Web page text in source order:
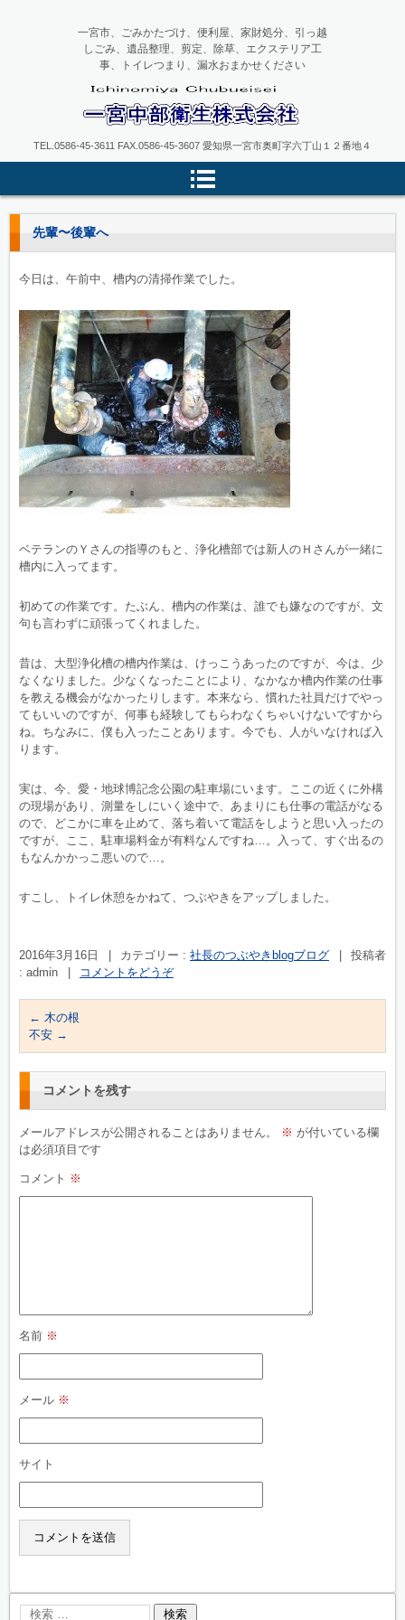
一宮中部衛生
一宮市、ごみかたづけ、便利屋、家財処分、引っ越
しごみ、遺品整理、剪定、除草、エクステリア工
事、トイレつまり、漏水おまかせください
TEL.0586-45-3611 FAX.0586-45-3607 愛知県一宮市奥町字六丁山１２番地４
先輩〜後輩へ
今日は、午前中、槽内の清掃作業でした。
ベテランのＹさんの指導のもと、浄化槽部では新人のＨさんが一緒に
槽内に入ってます。
初めての作業です。たぶん、槽内の作業は、誰でも嫌なのですが、文
句も言わずに頑張ってくれました。
昔は、大型浄化槽の槽内作業は、けっこうあったのですが、今は、少
なくなりました。少なくなったことにより、なかなか槽内作業の仕事
を教える機会がなかったりします。本来なら、慣れた社員だけでやっ
てもいいのですが、何事も経験してもらわなくちゃいけないですから
ね。ちなみに、僕も入ったことあります。今でも、人がいなければ入
ります。
実は、今、愛・地球博記念公園の駐車場にいます。ここの近くに外構
の現場があり、測量をしにいく途中で、あまりにも仕事の電話がなる
ので、どこかに車を止めて、落ち着いて電話をしようと思い入ったの
ですが、ここ、駐車場料金が有料なんですね…。入って、すぐ出るの
もなんかかっこ悪いので…。
すこし、トイレ休憩をかねて、つぶやきをアップしました。
2016年3月16日 カテゴリー : 社長のつぶやきblogブログ
投稿者
: admin
コメントをどうぞ
← 木の根
不安 →
コメントを残す
メールアドレスが公開されることはありません。 ※ が付いている欄
は必須項目です
コメント ※
名前 ※
メール ※
サイト